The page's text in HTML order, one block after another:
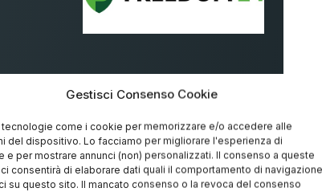
Gestisci Consenso Cookie
come i cookie per memorizzare e/o accedere alle
del dispositivo. Lo facciamo per migliorare l'esperienza di
e per mostrare annunci (non) personalizzati. Il consenso a queste
consentirà di elaborare dati quali il comportamento di
su questo sito. Il mancato consenso o la revoca del consenso